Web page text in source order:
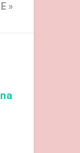
»